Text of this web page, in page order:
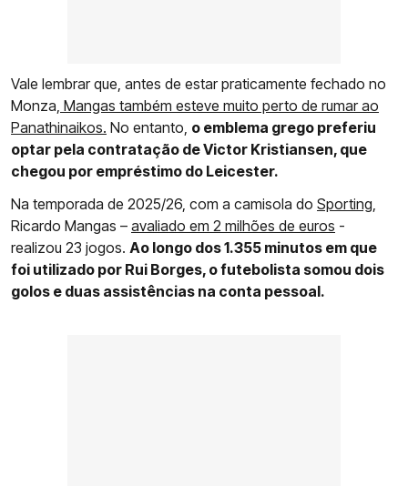
Vale lembrar que, antes de estar praticamente fechado no
Monza, Mangas também esteve muito perto de rumar ao
Panathinaikos. No entanto, o emblema grego preferiu
optar pela contratação de Victor Kristiansen, que
chegou por empréstimo do Leicester.
Na temporada de 2025/26, com a camisola do Sporting
Ricardo Mangas – avaliado em 2 milhões de euros -
realizou 23 jogos. Ao longo dos 1.355 minutos em que
foi utilizado por Rui Borges, o futebolista somou dois
golos e duas assistências na conta pessoal.